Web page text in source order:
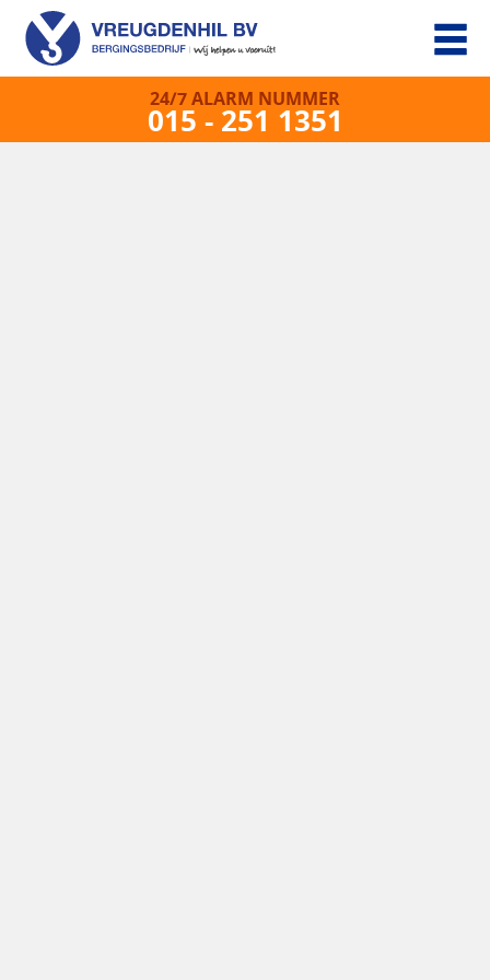
24/7 ALARM NUMMER
015 - 251 1351